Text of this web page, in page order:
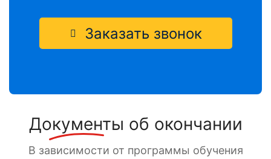
Заказать звонок
Документы об окончании
В зависимости от программы обучения